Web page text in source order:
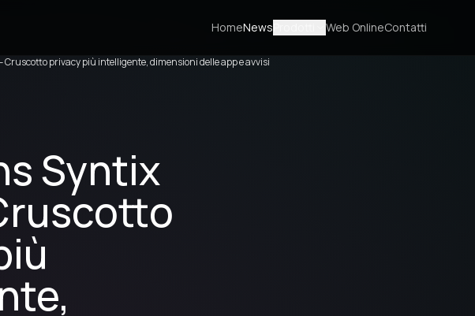
HomeNews Web OnlineContatti
Cruscotto privacy più intelligente, dimensioni delle app e avvisi
Syntix